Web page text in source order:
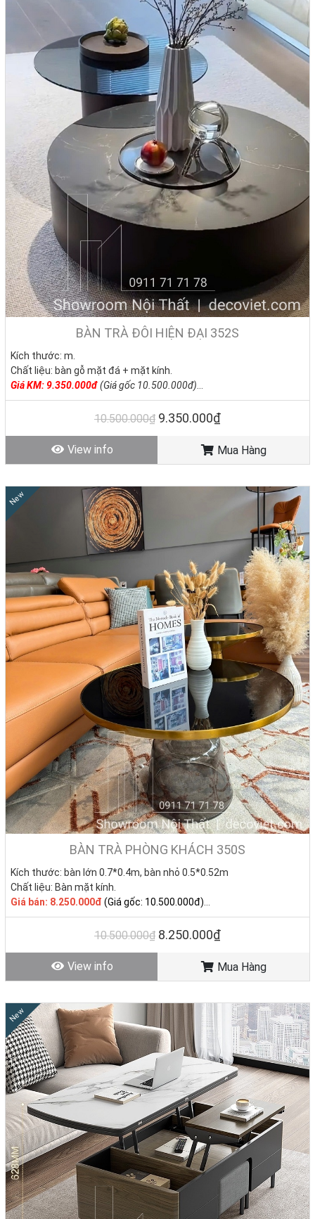
BÀN TRÀ ĐÔI HIỆN ĐẠI 352S
Kích thước: m.
Chất liệu: bàn gỗ mặt đá + mặt kính.
Giá KM: 9.350.000đ(Giá gốc 10.500.000đ)
Tình trạng: Hàng mới - Còn hàng
10.500.000₫ 9.350.000₫
View info Mua Hàng
New
BÀN TRÀ PHÒNG KHÁCH 350S
Kích thước: bàn lớn 0.7*0.4m, bàn nhỏ 0.5*0.52m
Chất liệu: Bàn mặt kính.
Giá bán: 8.250.000đ (Giá gốc: 10.500.000đ)
Tình trạng: Hàng mới - Còn hàng
10.500.000₫ 8.250.000₫
View info Mua Hàng
New